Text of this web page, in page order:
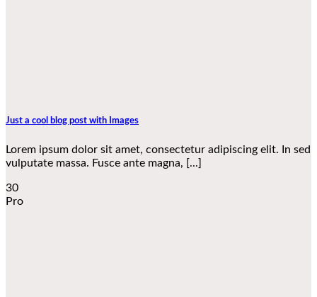
Just a cool blog post with Images
Lorem ipsum dolor sit amet, consectetur adipiscing elit. In sed
vulputate massa. Fusce ante magna, [...]
30
Pro